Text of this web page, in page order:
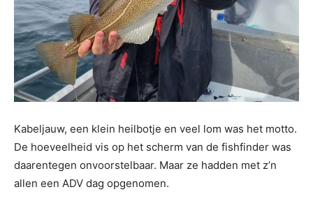
Kabeljauw, een klein heilbotje en veel lom was het motto.
De hoeveelheid vis op het scherm van de fishfinder was
daarentegen onvoorstelbaar. Maar ze hadden met z’n
allen een ADV dag opgenomen.